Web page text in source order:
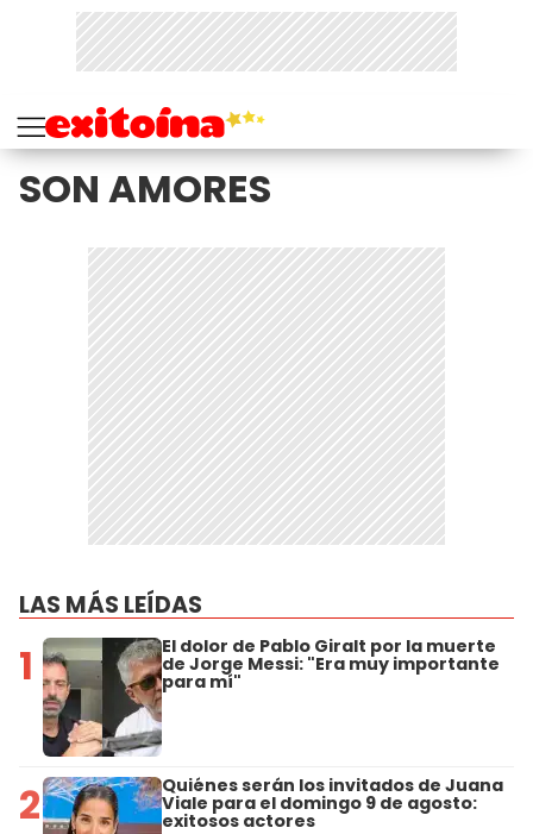
SON AMORES
LAS MÁS LEÍDAS
1 El dolor de Pablo Giralt por la muerte
de Jorge Messi: "Era muy importante
para mí"
2 Quiénes serán los invitados de Juana
Viale para el domingo 9 de agosto:
exitosos actores